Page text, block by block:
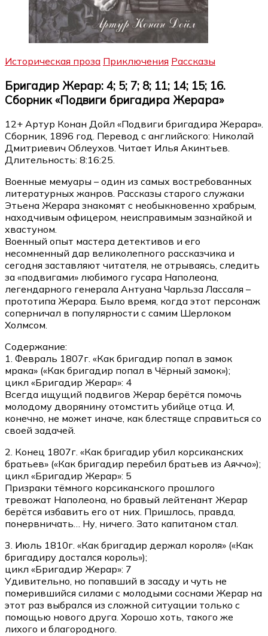
Историческая проза Приключения Рассказы
Бригадир Жерар: 4; 5; 7; 8; 11; 14; 15; 16.
Сборник «Подвиги бригадира Жерара»
12+ Артур Конан Дойл «Подвиги бригадира Жерара».
Сборник, 1896 год. Перевод с английского: Николай
Дмитриевич Облеухов. Читает Илья Акинтьев.
Длительность: 8:16:25.
Военные мемуары – один из самых востребованных
литературных жанров. Рассказы старого служаки
Этьена Жерара знакомят с необыкновенно храбрым,
находчивым офицером, неисправимым зазнайкой и
хвастуном.
Военный опыт мастера детективов и его
несомненный дар великолепного рассказчика и
сегодня заставляют читателя, не отрываясь, следить
за «подвигами» любимого гусара Наполеона,
легендарного генерала Антуана Чарльза Лассаля –
прототипа Жерара. Было время, когда этот персонаж
соперничал в популярности с самим Шерлоком
Холмсом.
Содержание:
1. Февраль 1807г. «Как бригадир попал в замок
мрака» («Как бригадир попал в Чёрный замок»);
цикл «Бригадир Жерар»: 4
Всегда ищущий подвигов Жерар берётся помочь
молодому дворянину отомстить убийце отца. И,
конечно, не может иначе, как блестяще справиться со
своей задачей.
2. Конец 1807г. «Как бригадир убил корсиканских
братьев» («Как бригадир перебил братьев из Аяччо»);
цикл «Бригадир Жерар»: 5
Призраки тёмного корсиканского прошлого
тревожат Наполеона, но бравый лейтенант Жерар
берётся избавить его от них. Пришлось, правда,
понервничать… Ну, ничего. Зато капитаном стал.
3. Июль 1810г. «Как бригадир держал короля» («Как
бригадиру достался король»);
цикл «Бригадир Жерар»: 7
Удивительно, но попавший в засаду и чуть не
померившийся силами с молодыми соснами Жерар на
этот раз выбрался из сложной ситуации только с
помощью нового друга. Хорошо хоть, такого же
лихого и благородного.